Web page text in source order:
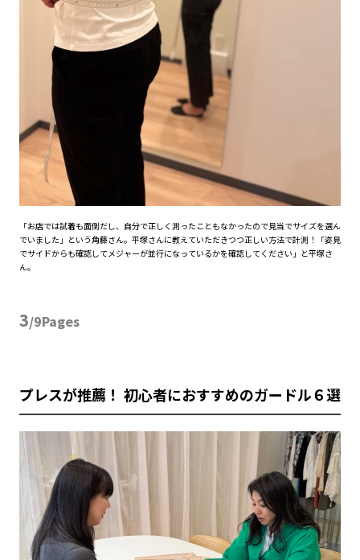
「お店では試着も面倒だし、自分で正しく測ったこともなかったので見当でサイズを選ん
でいました」という角藤さん。平塚さんに教えていただきつつ正しい方法で計測！「姿見
でサイドからも確認してメジャーが並行になっているかを確認してください」と平塚さ
ん。
3/9Pages
プレスが推薦！ 初心者におすすめのガードル６選